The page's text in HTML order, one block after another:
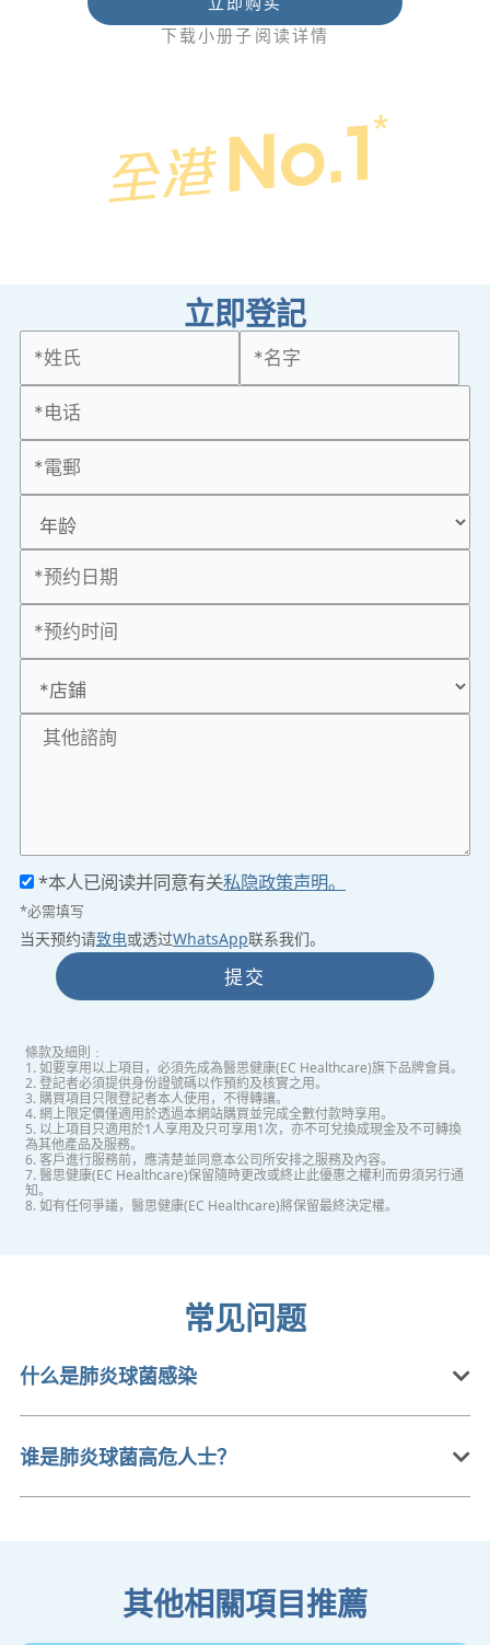
下载小册子阅读详情
立即登記
*本人已阅读并同意有关私隐政策声明。
*必需填写
当天预约请致电或透过WhatsApp联系我们。
提交
條款及細則﹕
1. 如要享用以上項目，必須先成為醫思健康(EC Healthcare)旗下品牌會員。
2. 登記者必須提供身份證號碼以作預約及核實之用。
3. 購買項目只限登記者本人使用，不得轉讓。
4. 網上限定價僅適用於透過本網站購買並完成全數付款時享用。
5. 以上項目只適用於1人享用及只可享用1次，亦不可兌換成現金及不可轉換
為其他產品及服務。
6. 客戶進行服務前，應清楚並同意本公司所安排之服務及內容。
7. 醫思健康(EC Healthcare)保留隨時更改或終止此優惠之權利而毋須另行通
知。
8. 如有任何爭議，醫思健康(EC Healthcare)將保留最終決定權。
常见问题
什么是肺炎球菌感染
谁是肺炎球菌高危人士？
其他相關項目推薦